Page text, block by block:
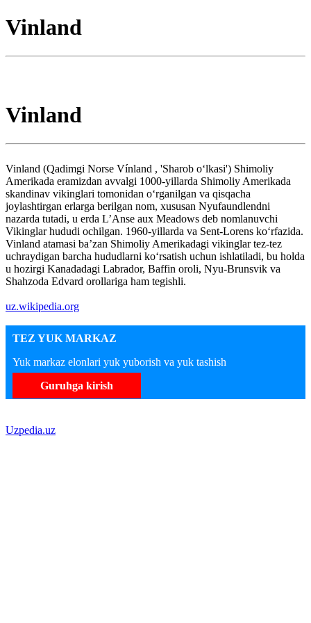
Vinland
Vinland
Vinland (Qadimgi Norse Vínland , 'Sharob oʻlkasi') Shimoliy
Amerikada eramizdan avvalgi 1000-yillarda Shimoliy Amerikada
skandinav vikinglari tomonidan oʻrganilgan va qisqacha
joylashtirgan erlarga berilgan nom, xususan Nyufaundlendni
nazarda tutadi, u erda L’Anse aux Meadows deb nomlanuvchi
Vikinglar hududi ochilgan. 1960-yillarda va Sent-Lorens koʻrfazida.
Vinland atamasi baʼzan Shimoliy Amerikadagi vikinglar tez-tez
uchraydigan barcha hududlarni koʻrsatish uchun ishlatiladi, bu holda
u hozirgi Kanadadagi Labrador, Baffin oroli, Nyu-Brunsvik va
Shahzoda Edvard orollariga ham tegishli.
uz.wikipedia.org
TEZ YUK MARKAZ
Yuk markaz elonlari yuk yuborish va yuk tashish
Guruhga kirish
Uzpedia.uz